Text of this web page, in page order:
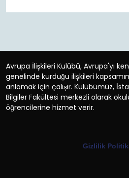
Avrupa İlişkileri Kulübü, Avrupa'yı
genelinde kurduğu ilişkileri
anlamak için çalışır. Kulübümüz,
Bilgiler Fakültesi merkezli olarak
öğrencilerine hizmet verir.
Gizlilik